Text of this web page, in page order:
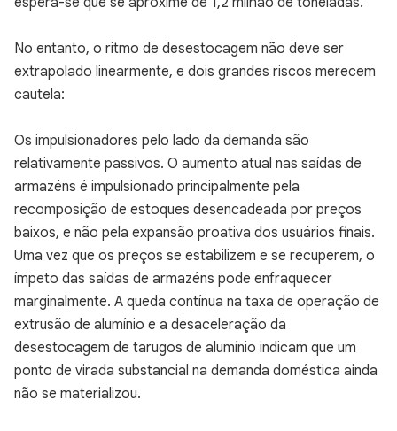
No entanto, o ritmo de desestocagem não deve ser
extrapolado linearmente, e dois grandes riscos merecem
cautela:
Os impulsionadores pelo lado da demanda são
relativamente passivos. O aumento atual nas saídas de
armazéns é impulsionado principalmente pela
recomposição de estoques desencadeada por preços
baixos, e não pela expansão proativa dos usuários finais.
Uma vez que os preços se estabilizem e se recuperem, o
ímpeto das saídas de armazéns pode enfraquecer
marginalmente. A queda contínua na taxa de operação de
extrusão de alumínio e a desaceleração da
desestocagem de tarugos de alumínio indicam que um
ponto de virada substancial na demanda doméstica ainda
não se materializou.